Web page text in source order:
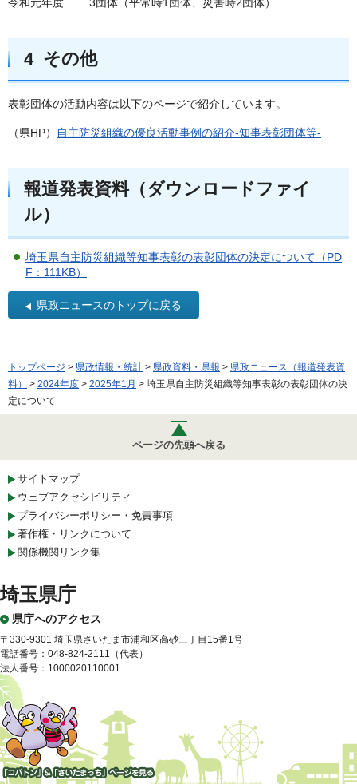
4 その他
表彰団体の活動内容は以下のページで紹介しています。
（県HP） 自主防災組織の優良活動事例の紹介-知事表彰団体等-
報道発表資料（ダウンロードファイ
ル）
埼玉県自主防災組織等知事表彰の表彰団体の決定について（PD
F：111KB）
県政ニュースのトップに戻る
トップページ > 県政情報・統計 > 県政資料・県報 > 県政ニュース（報道発表資
料）
> 2024年度 > 2025年1月 > 埼玉県自主防災組織等知事表彰の表彰団体の決
定について
ページの先頭へ戻る
サイトマップ
ウェブアクセシビリティ
プライバシーポリシー・免責事項
著作権・リンクについて
関係機関リンク集
埼玉県庁
県庁へのアクセス
〒330-9301 埼玉県さいたま市浦和区高砂三丁目15番1号
電話番号：048-824-2111（代表）
法人番号：1000020110001
「コバトン」&「さいたまっ